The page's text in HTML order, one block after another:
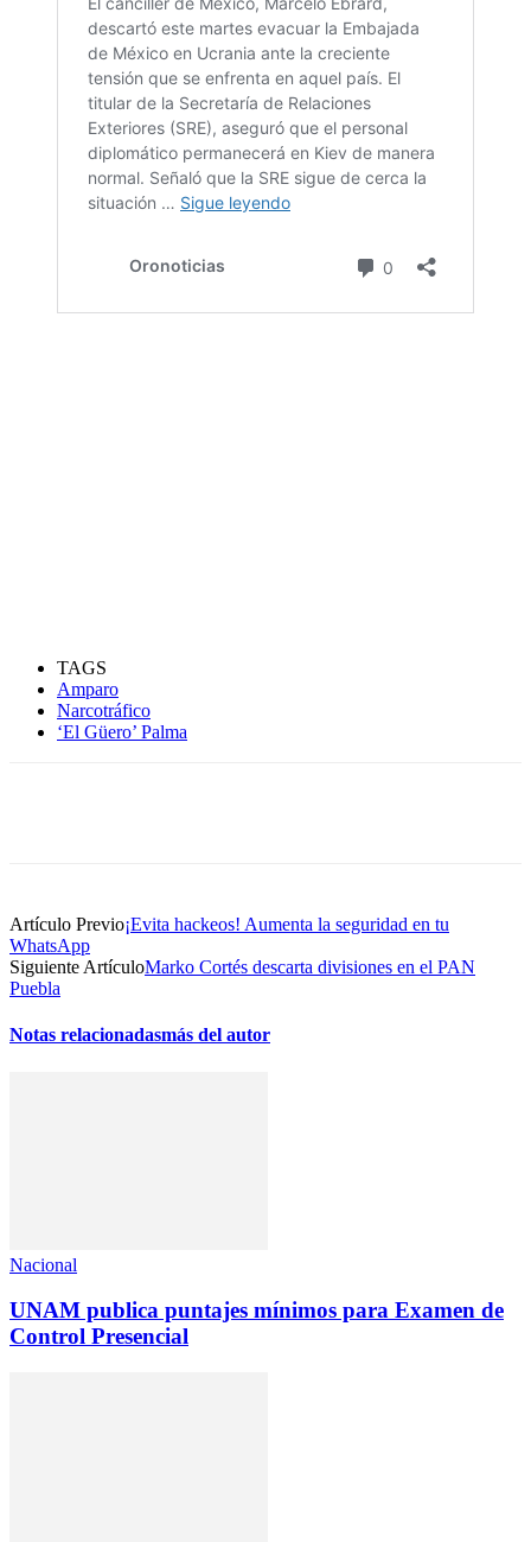
TAGS
Amparo
Narcotráfico
‘El Güero’ Palma
Artículo Previo¡Evita hackeos! Aumenta la seguridad en tu
WhatsApp
Siguiente ArtículoMarko Cortés descarta divisiones en el PAN
Puebla
Notas relacionadasmás del autor
Nacional
UNAM publica puntajes mínimos para Examen de
Control Presencial